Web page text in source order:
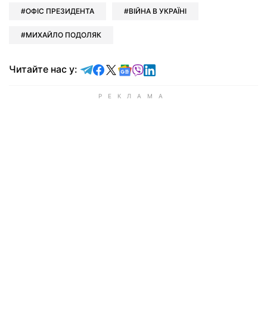
ОФІС ПРЕЗИДЕНТА ВІЙНА В УКРАЇНІ
МИХАЙЛО ПОДОЛЯК
Читайте нас у: Читайте у Telegram
Читайте у Facebook
Читайте у X
Читайте у Google news
Читайте у Viber
Читайте у LinkedIn